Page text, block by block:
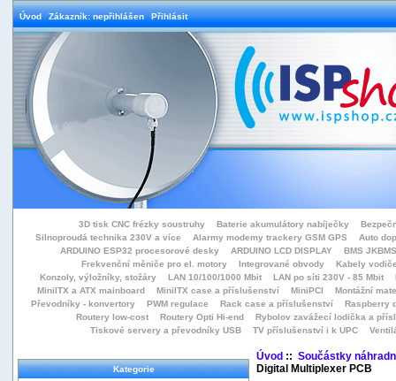
Úvod Zákazník: nepřihlášen Přihlásit
3D tisk CNC frézky soustruhy Baterie akumulátory nabíječky
Silnoproudá technika 230V a více
Alarmy modemy trackery GSM GPS
Auto
ARDUINO ESP32 procesorové desky
ARDUINO LCD DISPLAY
BMS
Frekvenční měniče pro el. motory
Integrované obvody
Kabely
Konzoly, výložníky, stožáry
LAN 10/100/1000 Mbit LAN po síti 230V - 85 Mbit
MiniITX a ATX mainboard
MiniITX case a příslušenství MiniPCI
Montážní
Převodníky - konvertory
PWM regulace Rack case a příslušenství
Raspberry
Routery low-cost
Routery Opti Hi-end
Rybolov zavážecí lodička a přísl
Tiskové servery a převodníky USB
TV příslušenství i k UPC
Kategorie
Úvod:: Součástky
Digital Multiplexer PCB